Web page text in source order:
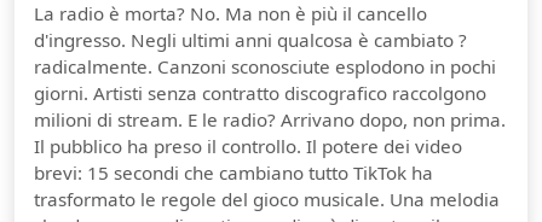
La radio è morta? No. Ma non è più il cancello
d'ingresso. Negli ultimi anni qualcosa è cambiato ?
radicalmente. Canzoni sconosciute esplodono in pochi
giorni. Artisti senza contratto discografico raccolgono
milioni di stream. E le radio? Arrivano dopo, non prima.
Il pubblico ha preso il controllo. Il potere dei video
brevi: 15 secondi che cambiano tutto TikTok ha
trasformato le regole del gioco musicale. Una melodia